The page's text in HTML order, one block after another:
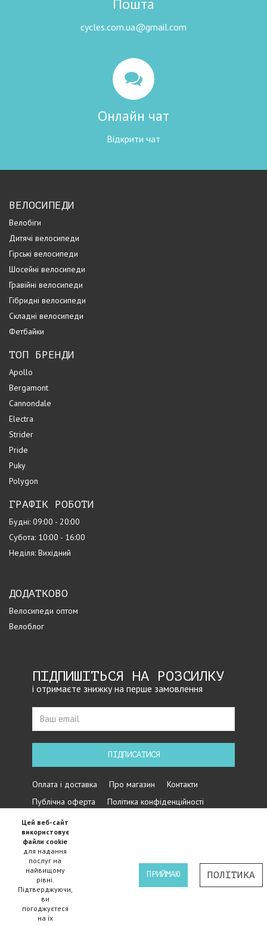
Пошта
cycles.com.ua@gmail.com
Онлайн чат
Відкрити чат
ВЕЛОСИПЕДИ
Велобіги
Дитячі велосипеди
Гірські велосипеди
Шосейні велосипеди
Гравійні велосипеди
Гібридні велосипеди
Складні велосипеди
Фетбайки
ТОП БРЕНДИ
Apollo
Bergamont
Cannondale
Electra
Strider
Pride
Puky
Polygon
ГРАФІК РОБОТИ
Будні: 09:00 - 20:00
Субота: 10:00 - 16:00
Неділя: Вихідний
ДОДАТКОВО
Велосипеди оптом
Велоблог
ПІДПИШІТЬСЯ НА РОЗСИЛКУ
і отримаєте знижку на перше замовлення
ПІДПИСАТИСЯ
Оплата і доставка Про магазин
Контакти
Публічна оферта
Політика конфіденційності
Iнтернет магазин велосипедів Cycles - 2015-2024 ©
Цей веб-сайт
використовує
файли cookie
для надання
послуг на
найвищому
рівні.
Підтверджуючи,
ви
погоджуєтеся
на їх
ПРИЙМАЮ ПОЛІТИКА